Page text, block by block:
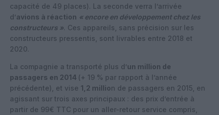
capacité de 49 places). La seconde verra l’arrivée
d’avions à réaction « encore en développement chez les
constructeurs ». Ces appareils, sans précision sur les
constructeurs pressentis, sont livrables entre 2018 et
2020.
La compagnie a transporté plus d’un million de
passagers en 2014 (+ 19 % par rapport à l’année
précédente), et vise 1,2 million de passagers en 2015, en
agissant sur trois axes principaux : des prix d’entrée à
partir de 99€ TTC pour un aller-retour service compris,